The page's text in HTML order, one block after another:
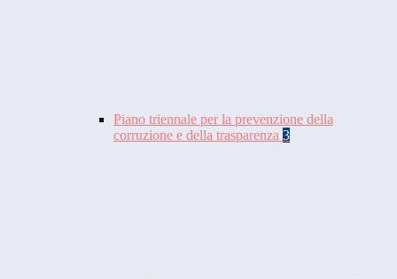
Piano triennale per la prevenzione della
corruzione e della trasparenza 3